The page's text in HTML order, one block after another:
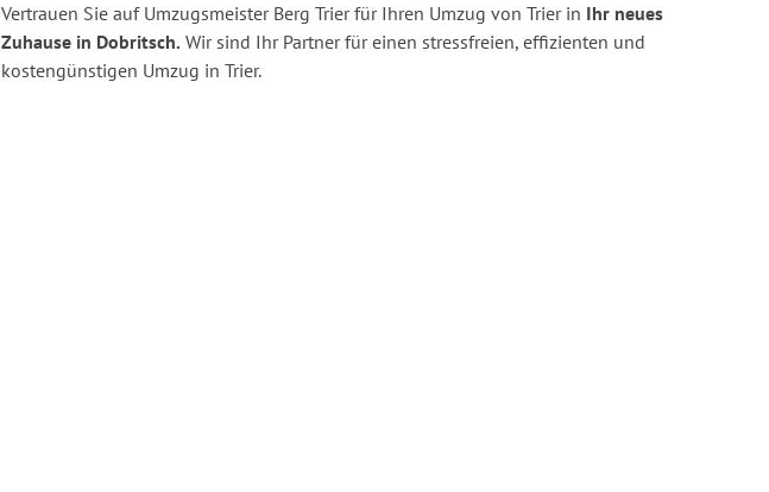
Vertrauen Sie auf Umzugsmeister Berg Trier für Ihren Umzug von Trier in Ihr neues
Zuhause in Dobritsch. Wir sind Ihr Partner für einen stressfreien, effizienten und
kostengünstigen Umzug in Trier.